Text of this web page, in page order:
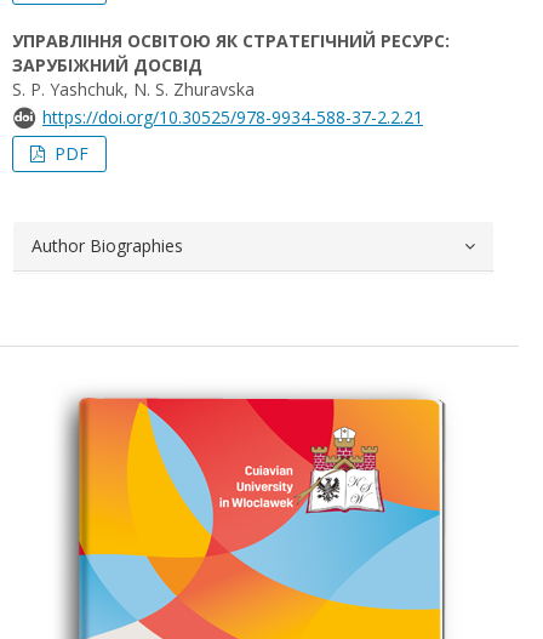
УПРАВЛІННЯ ОСВІТОЮ ЯК СТРАТЕГІЧНИЙ РЕСУРС:
ЗАРУБІЖНИЙ ДОСВІД
S. Р. Yashchuk, N. S. Zhuravska
https://doi.org/10.30525/978-9934-588-37-2.2.21
PDF
Author Biographies